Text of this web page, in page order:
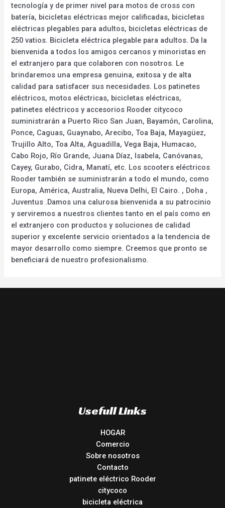
tecnología y de primer nivel para motos de cross con
batería, bicicletas eléctricas mejor calificadas, bicicletas
eléctricas plegables para adultos, bicicletas eléctricas de
250 vatios. Bicicleta eléctrica plegable para adultos. Da la
bienvenida a todos los amigos cercanos y minoristas en
el extranjero para que colaboren con nosotros. Le
brindaremos una empresa genuina, exitosa y de alta
calidad para satisfacer sus necesidades. Los patinetes
eléctricos, motos eléctricas, bicicletas eléctricas,
patinetes eléctricos y accesorios Rooder citycoco
suministrarán a Puerto Rico San Juan, Bayamón, Carolina,
Ponce, Caguas, Guaynabo, Arecibo, Toa Baja, Mayagüez,
Trujillo Alto, Toa Alta, Aguadilla, Vega Baja, Humacao,
Cabo Rojo, Río Grande, Juana Díaz, Isabela, Canóvanas,
Cayey, Gurabo, Cidra, Manatí, etc. Los scooters eléctricos
Rooder también se suministrarán a todo el mundo, como
Europa, América, Australia, Nueva Delhi, El Cairo. , Doha ,
Juventus .Damos una calurosa bienvenida a su patrocinio
y serviremos a nuestros clientes tanto en el país como en
el extranjero con productos y soluciones de calidad
superior y excelente servicio orientados a la tendencia de
mayor desarrollo como siempre. Creemos que pronto se
beneficiará de nuestro profesionalismo.
Usefull Links
HOGAR
Comercio
Sobre nosotros
Contacto
patinete eléctrico Rooder
citycoco
bicicleta eléctrica